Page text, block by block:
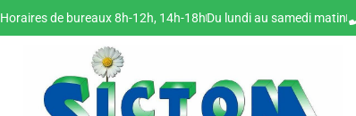
Horaires de bureaux 8h-12h, 14h-18hDu lundi au samedi matin